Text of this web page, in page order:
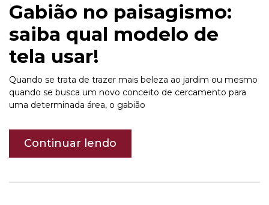
Gabião no paisagismo:
saiba qual modelo de
tela usar!
Quando se trata de trazer mais beleza ao jardim ou mesmo
quando se busca um novo conceito de cercamento para
uma determinada área, o gabião
Continuar lendo